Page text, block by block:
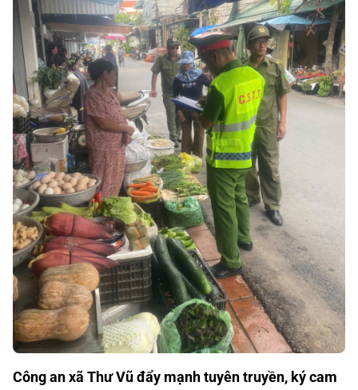
Công an xã Thư Vũ đẩy mạnh tuyên truyền, ký cam